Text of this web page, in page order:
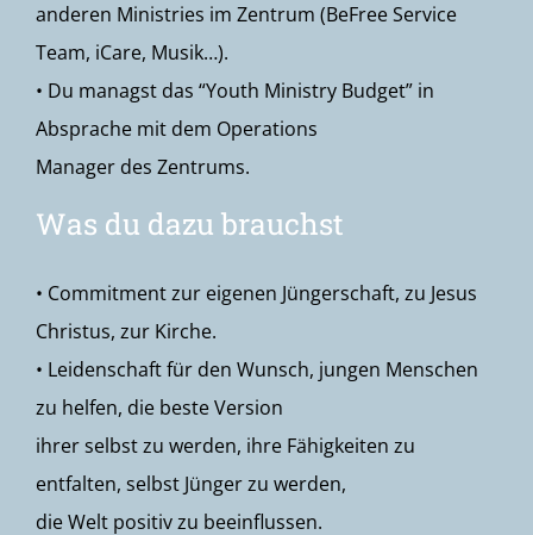
anderen Ministries im Zentrum (BeFree Service
Team, iCare, Musik…).
• Du managst das “Youth Ministry Budget” in
Absprache mit dem Operations
Manager des Zentrums.
Was du dazu brauchst
• Commitment zur eigenen Jüngerschaft, zu Jesus
Christus, zur Kirche.
• Leidenschaft für den Wunsch, jungen Menschen
zu helfen, die beste Version
ihrer selbst zu werden, ihre Fähigkeiten zu
entfalten, selbst Jünger zu werden,
die Welt positiv zu beeinflussen.